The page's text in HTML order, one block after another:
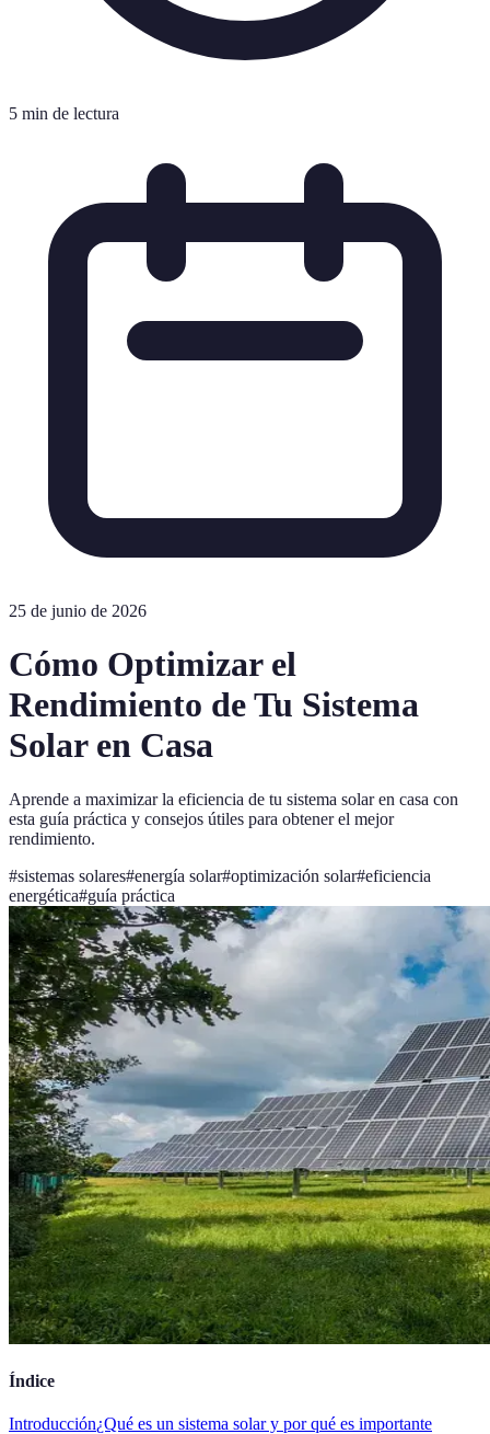
5 min de lectura
25 de junio de 2026
Cómo Optimizar el
Rendimiento de Tu Sistema
Solar en Casa
Aprende a maximizar la eficiencia de tu sistema solar en casa con
esta guía práctica y consejos útiles para obtener el mejor
rendimiento.
#sistemas solares#energía solar#optimización solar#eficiencia
energética#guía práctica
Índice
Introducción¿Qué es un sistema solar y por qué es importante